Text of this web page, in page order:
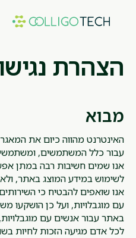
הצהרת
מבוא
האינטרנט מהווה כיום את המאגר
עבור כלל המשתמשים, ומשתמשים
אנו שמים חשיבות רבה במתן
לשימוש במידע המוצג באתר,
אנו שואפים להבטיח כי השירותים
עם מוגבלויות, ועל כן הושקעו
באתר עבור אנשים עם
לכל אדם מגיעה הזכות לחיות